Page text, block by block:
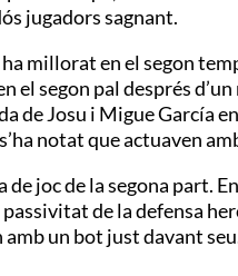
jugadors sagnant.
millorat en el segon
el segon pal després
de Josu i Migue García
notat que actuaven
joc de la segona part.
de la defensa
amb un bot just davant